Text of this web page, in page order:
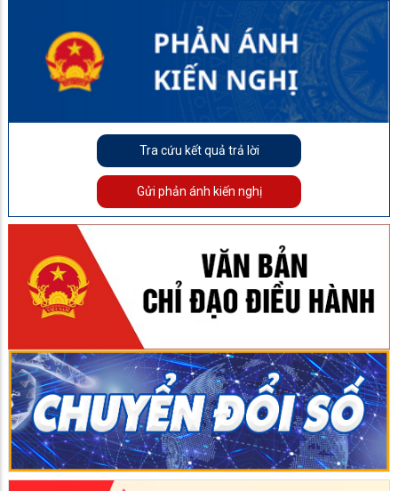
Tra cứu kết quả trả lời
Gửi phản ánh kiến nghị